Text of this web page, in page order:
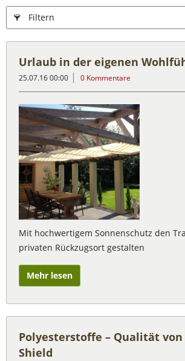
Filtern
Urlaub in der eigenen
25.07.16 00:00 0 Kommentare
Mit hochwertigem Sonnenschutz den
privaten Rückzugsort gestalten
Mehr lesen
Polyesterstoffe – Qualität von
Shield